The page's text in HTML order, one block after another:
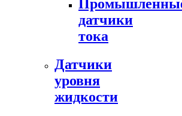
датчики
тока
Датчики
уровня
жидкости